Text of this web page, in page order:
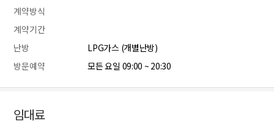
계약방식
계약기간
난방
LPG가스 (개별난방)
방문예약
모든 요일 09:00 ~ 20:30
임대료